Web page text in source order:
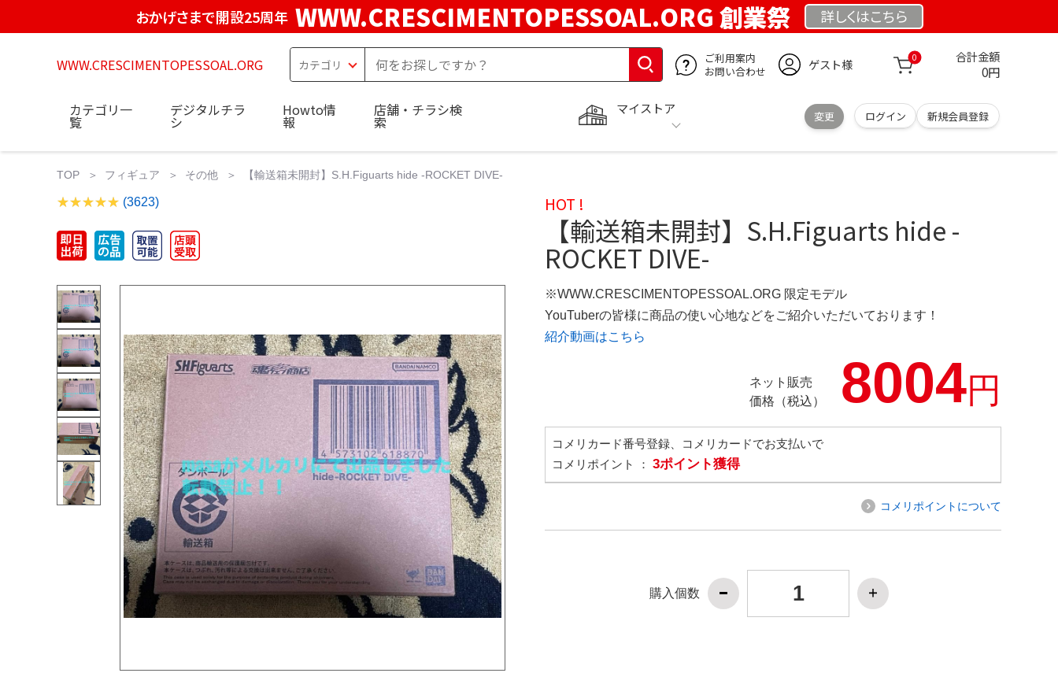
おかげさまで開設25周年 WWW.CRESCIMENTOPESSOAL.ORG 創業祭 詳しくはこちら
WWW.CRESCIMENTOPESSOAL.ORG
ご利用案内
お問い合わせ
ゲスト様 0 合計金額
0円
マイストア
変更 ログイン 新規会員登録
カテゴリ一
覧
デジタルチラ
シ
Howto情
報
店舗・チラシ検
索
TOP フィギュア その他 【輸送箱未開封】S.H.Figuarts hide -ROCKET DIVE-
(3623) HOT !
【輸送箱未開封】S.H.Figuarts hide -
ROCKET DIVE-
※WWW.CRESCIMENTOPESSOAL.ORG 限定モデル
YouTuberの皆様に商品の使い心地などをご紹介いただいております！
紹介動画はこちら
ネット販売
価格（税込）
8004円
コメリカード番号登録、コメリカードでお支払いで
コメリポイント ： 3ポイント獲得
コメリポイントについて
購入個数